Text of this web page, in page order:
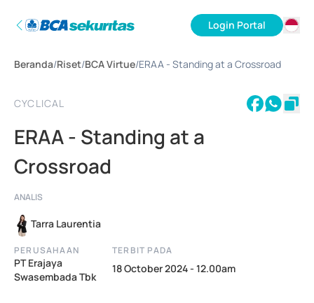
Login Portal
Beranda/Riset/BCA Virtue/ERAA - Standing at a Crossroad
CYCLICAL
ERAA - Standing at a
Crossroad
ANALIS
Tarra Laurentia
PERUSAHAAN
PT Erajaya
Swasembada Tbk
TERBIT PADA
18 October 2024 - 12.00am